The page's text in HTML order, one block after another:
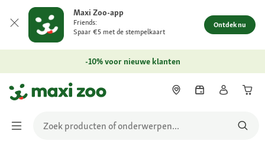
Maxi Zoo-app
Friends:
Spaar €5 met de stempelkaart
Ontdek nu
-10% voor nieuwe klanten